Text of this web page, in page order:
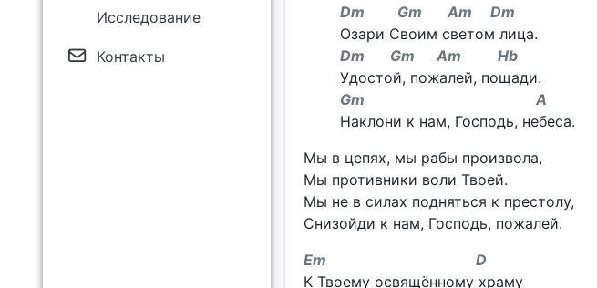
Исследование
Контакты
Dm Gm Am Dm
Озари Своим светом лица.
Dm Gm Am Hb
Удостой, пожалей, пощади.
Gm A
Наклони к нам, Господь, небеса.
Мы в цепях, мы рабы произвола,
Мы противники воли Твоей.
Мы не в силах подняться к престолу,
Снизойди к нам, Господь, пожалей.
Em D
К Твоему освящённому храму